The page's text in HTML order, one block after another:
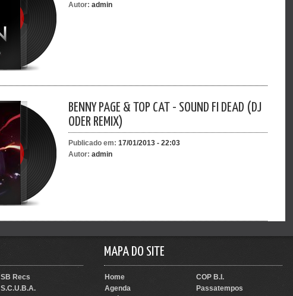
Autor: admin
BENNY PAGE & TOP CAT - SOUND FI DEAD (DJ
ODER REMIX)
Publicado em: 17/01/2013 - 22:03
Autor: admin
SB Recs
S.C.U.B.A.
MAPA DO SITE
Home
COP B.I.
Agenda
Passatempos